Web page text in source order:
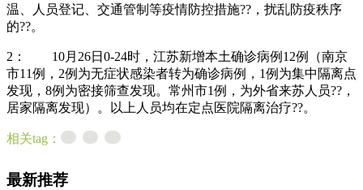
温、人员登记、交通管制等疫情防控措施??，扰乱防疫秩序
的??。
2： 10月26日0-24时，江苏新增本土确诊病例12例（南京
市11例，2例为无症状感染者转为确诊病例，1例为集中隔离点
发现，8例为密接筛查发现。常州市1例，为外省来苏人员??，
居家隔离发现）。以上人员均在定点医院隔离治疗??。
相关tag：
最新推荐